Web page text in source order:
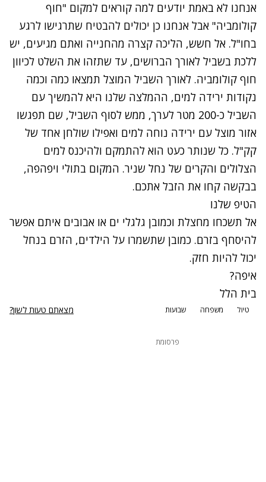
אנחנו לא באמת יודעים למה קוראים למקום "חוף
קולומביה" אבל אנחנו כן יכולים להבטיח שתרגישו לרגע
בחו"ל. אל חשש, הליכה קצרה מהחנייה ואתם מגיעים, יש
ללכת בשביל לאורך הברושים, עד שתזהו את השלט לכיוון
חוף קולומביה. לאורך השביל המוצל תמצאו כמה וכמה
נקודות ירידה למים, ההמלצה שלנו היא להמשיך עם
השביל כ-200 מטר לערך, ממש לסוף השביל, שם תפגשו
אזור מוצל עם ירידה נוחה למים ואפילו שולחן אחד של
קק"ל. כל שנותר כעט הוא להתמקם ולהיכנס למים
הצלולים והקרים של נחל שניר. המקום בתולי ויפהפה,
בבקשה קחו את הזבל אתכם.
הטיפ שלנו
אל תשכחו מחצלת וכמובן גלגלי ים או אבובים איתם אפשר
להיסחף בזרם. כמובן שתשמרו על הילדים, הזרם בנחל
יכול להיות חזק.
איפה?
בית הלל
טיול משפחה שבועות מצאתם טעות לשון?
פרסומת